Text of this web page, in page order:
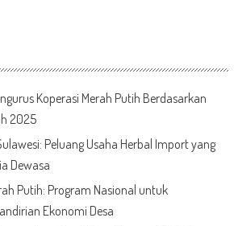
Koperasi Merah Putih Berdasarkan
2025
Peluang Usaha Herbal Import yang
Dewasa
Putih: Program Nasional untuk
Ekonomi Desa